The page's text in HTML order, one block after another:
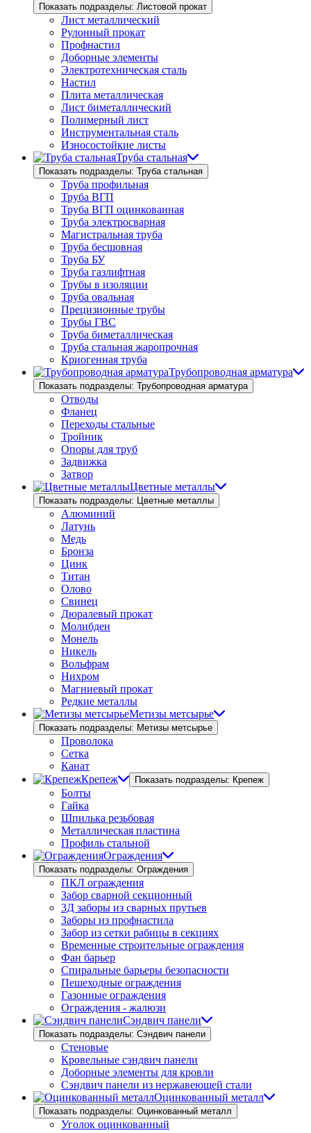
Показать подразделы: Листовой прокат
Лист металлический
Рулонный прокат
Профнастил
Доборные элементы
Электротехническая сталь
Настил
Плита металлическая
Лист биметаллический
Полимерный лист
Инструментальная сталь
Износостойкие листы
Труба стальная
Показать подразделы: Труба стальная
Труба профильная
Труба ВГП
Труба ВГП оцинкованная
Труба электросварная
Магистральная труба
Труба бесшовная
Труба БУ
Труба газлифтная
Трубы в изоляции
Труба овальная
Прецизионные трубы
Трубы ГВС
Труба биметаллическая
Труба стальная жаропрочная
Криогенная труба
Трубопроводная арматура
Показать подразделы: Трубопроводная арматура
Отводы
Фланец
Переходы стальные
Тройник
Опоры для труб
Задвижка
Затвор
Цветные металлы
Показать подразделы: Цветные металлы
Алюминий
Латунь
Медь
Бронза
Цинк
Титан
Олово
Свинец
Дюралевый прокат
Молибден
Монель
Никель
Вольфрам
Нихром
Магниевый прокат
Редкие металлы
Метизы метсырье
Показать подразделы: Метизы метсырье
Проволока
Сетка
Канат
Крепеж
Показать подразделы: Крепеж
Болты
Гайка
Шпилька резьбовая
Металлическая пластина
Профиль стальной
Ограждения
Показать подразделы: Ограждения
ПКЛ ограждения
Забор сварной секционный
3Д заборы из сварных прутьев
Заборы из профнастила
Забор из сетки рабицы в секциях
Временные строительные ограждения
Фан барьер
Спиральные барьеры безопасности
Пешеходные ограждения
Газонные ограждения
Ограждения - жалюзи
Сэндвич панели
Показать подразделы: Сэндвич панели
Стеновые
Кровельные сэндвич панели
Доборные элементы для кровли
Сэндвич панели из нержавеющей стали
Оцинкованный металл
Показать подразделы: Оцинкованный металл
Уголок оцинкованный